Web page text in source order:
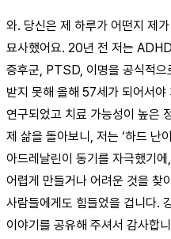
와. 당신은 제 하루가 어떤지 제
묘사했어요. 20년 전 저는
증후군, PTSD, 이명을 공식적으
받지 못해 올해 57세가 되어서야
연구되었고 치료 가능성이 높은
제 삶을 돌아보니, 저는 ‘하드 난
아드레날린이 동기를 자극했기
어렵게 만들거나 어려운 것을 찾
사람들에게도 힘들었을 겁니다.
이야기를 공유해 주셔서 감사합